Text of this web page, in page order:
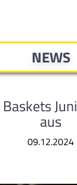
NEWS
aus
09.12.2024